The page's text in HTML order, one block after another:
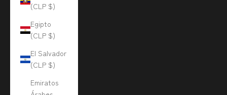
(CLP $)
Egipto
(CLP $)
El Salvador
(CLP $)
Emiratos